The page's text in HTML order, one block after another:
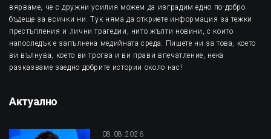
вярваме, че с дружни усилия можем да изградим едно по-добро
бъдеще за всички ни. Тук няма да откриете информация за тежки
престъпления и лични трагедии, нито жълти новини, с които
напоследък е запълнена медийната среда. Пишете ни за това, което
ви вълнува, което ви трогва и ви прави впечатление, нека
разказваме заедно добрите истории около нас!
Актуално
08.08.2026